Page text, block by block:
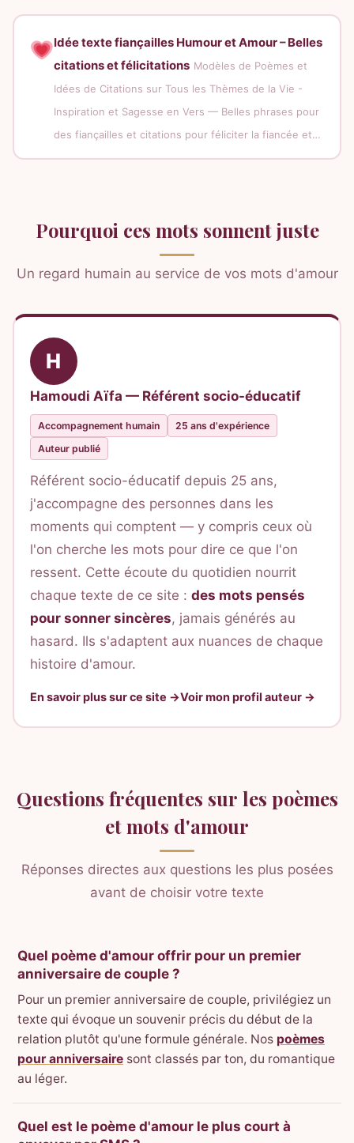
Idée texte fiançailles Humour et Amour – Belles
citations et félicitations Modèles de Poèmes et
Idées de Citations sur Tous les Thèmes de la Vie -
Inspiration et Sagesse en Vers — Belles phrases pour
des fiançailles et citations pour féliciter la fiancée et…
Pourquoi ces mots sonnent juste
Un regard humain au service de vos mots d'amour
H
Hamoudi Aïfa — Référent socio-éducatif
Accompagnement humain
25 ans d'expérience
Auteur publié
Référent socio-éducatif depuis 25 ans,
j'accompagne des personnes dans les
moments qui comptent — y compris ceux où
l'on cherche les mots pour dire ce que l'on
ressent. Cette écoute du quotidien nourrit
chaque texte de ce site : des mots pensés
pour sonner sincères, jamais générés au
hasard. Ils s'adaptent aux nuances de chaque
histoire d'amour.
En savoir plus sur ce site →Voir mon profil auteur →
Questions fréquentes sur les poèmes
et mots d'amour
Réponses directes aux questions les plus posées
avant de choisir votre texte
Quel poème d'amour offrir pour un premier
anniversaire de couple ?
Pour un premier anniversaire de couple, privilégiez un
texte qui évoque un souvenir précis du début de la
relation plutôt qu'une formule générale. Nos poèmes
pour anniversaire sont classés par ton, du romantique
au léger.
Quel est le poème d'amour le plus court à